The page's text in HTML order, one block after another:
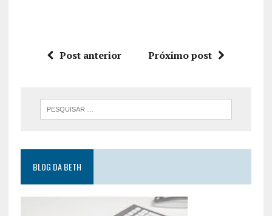
Post anterior Próximo post
BLOG DA BETH